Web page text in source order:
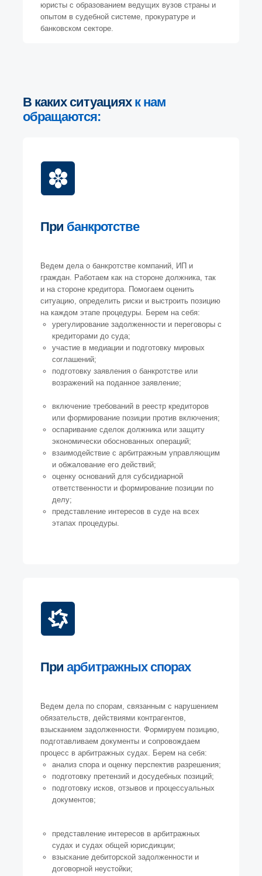
юристы с образованием ведущих вузов страны и
опытом в судебной системе, прокуратуре и
банковском секторе.
В каких ситуациях к нам
обращаются:
Ведем дела о банкротстве компаний, ИП и
граждан. Работаем как на стороне должника, так
и на стороне кредитора. Помогаем оценить
ситуацию, определить риски и выстроить позицию
на каждом этапе процедуры. Берем на себя:
урегулирование задолженности и переговоры с
кредиторами до суда;
участие в медиации и подготовку мировых
соглашений;
подготовку заявления о банкротстве или
возражений на поданное заявление;
При банкротстве
включение требований в реестр кредиторов
или формирование позиции против включения;
оспаривание сделок должника или защиту
экономически обоснованных операций;
взаимодействие с арбитражным управляющим
и обжалование его действий;
оценку оснований для субсидиарной
ответственности и формирование позиции по
делу;
представление интересов в суде на всех
этапах процедуры.
Ведем дела по спорам, связанным с нарушением
обязательств, действиями контрагентов,
взысканием задолженности. Формируем позицию,
подготавливаем документы и сопровождаем
процесс в арбитражных судах. Берем на себя:
анализ спора и оценку перспектив разрешения;
подготовку претензий и досудебных позиций;
подготовку исков, отзывов и процессуальных
документов;
При арбитражных спорах
представление интересов в арбитражных
судах и судах общей юрисдикции;
взыскание дебиторской задолженности и
договорной неустойки;